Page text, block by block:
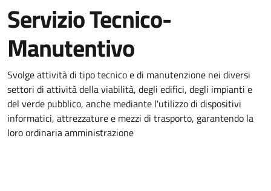
Servizio Tecnico-
Manutentivo
Svolge attività di tipo tecnico e di manutenzione nei diversi
settori di attività della viabilità, degli edifici, degli impianti e
del verde pubblico, anche mediante l'utilizzo di dispositivi
informatici, attrezzature e mezzi di trasporto, garantendo la
loro ordinaria amministrazione